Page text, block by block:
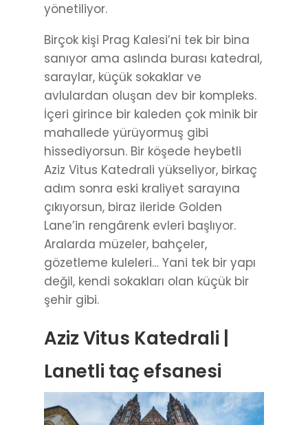
yönetiliyor.
Birçok kişi Prag Kalesi’ni tek bir bina
sanıyor ama aslında burası katedral,
saraylar, küçük sokaklar ve
avlulardan oluşan dev bir kompleks.
İçeri girince bir kaleden çok minik bir
mahallede yürüyormuş gibi
hissediyorsun. Bir köşede heybetli
Aziz Vitus Katedrali yükseliyor, birkaç
adım sonra eski kraliyet sarayına
çıkıyorsun, biraz ileride Golden
Lane’in rengârenk evleri başlıyor.
Aralarda müzeler, bahçeler,
gözetleme kuleleri… Yani tek bir yapı
değil, kendi sokakları olan küçük bir
şehir gibi.
Aziz Vitus Katedrali |
Lanetli taç efsanesi